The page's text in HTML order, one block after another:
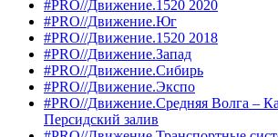
#PRO//Движение.1520 2020
#PRO//Движение.Юг
#PRO//Движение.1520 2018
#PRO//Движение.Запад
#PRO//Движение.Сибирь
#PRO//Движение.Экспо
#PRO//Движение.Средняя Волга –
Персидский залив